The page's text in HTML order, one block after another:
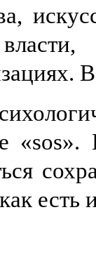
«sos».
есть